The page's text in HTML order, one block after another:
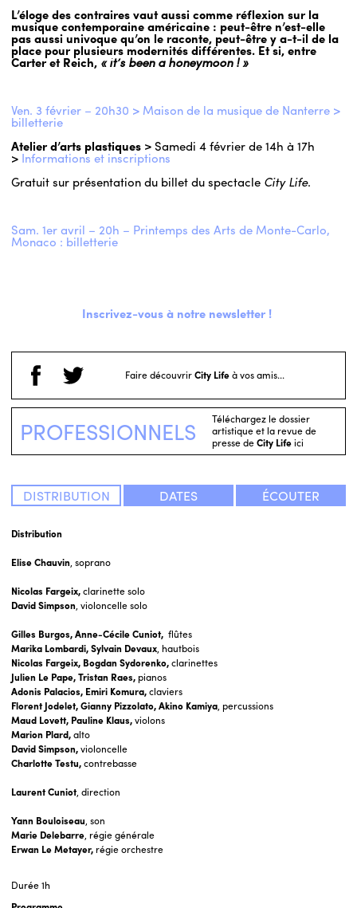
Distribution
Elise Chauvin, soprano
Nicolas Fargeix,clarinette solo
David Simpson, violoncelle solo
Gilles Burgos, Anne-Cécile Cuniot, flûtes
Marika Lombardi, Sylvain Devaux, hautbois
Nicolas Fargeix, Bogdan Sydorenko,clarinettes
Julien Le Pape, Tristan Raes, pianos
Adonis Palacios, Emiri Komura,claviers
Florent Jodelet, Gianny Pizzolato,Akino Kamiya, percussions
Maud Lovett, Pauline Klaus,violons
Marion Plard,alto
David Simpson,violoncelle
Charlotte Testu,contrebasse
Laurent Cuniot, direction
Yann Bouloiseau, son
Marie Delebarre, régie générale
Erwan Le Metayer, régie orchestre
Durée1h
L’éloge des contraires vaut aussi comme réflexion sur la
musique contemporaine américaine : peut-être n’est-elle
pas aussi univoque qu’on le raconte, peut-être y a-t-il de la
place pour plusieurs modernités différentes. Et si, entre
Carter et Reich, « it’s been a honeymoon ! »
Ven. 3 février – 20h30 > Maison de la musique de Nanterre >
billetterie
Atelier d’arts plastiques > Samedi 4 février de 14h à 17h
> Informations et inscriptions
Gratuit sur présentation du billet du spectacle City Life.
Sam. 1er avril – 20h – Printemps des Arts de Monte-Carlo,
Monaco : billetterie
Inscrivez-vous à notre newsletter !
Faire découvrirCity Lifeà vos amis...
PROFESSIONNELS
Téléchargez le dossier
artistique et la revue de
presse deCity Lifeici
DISTRIBUTION DATES ÉCOUTER